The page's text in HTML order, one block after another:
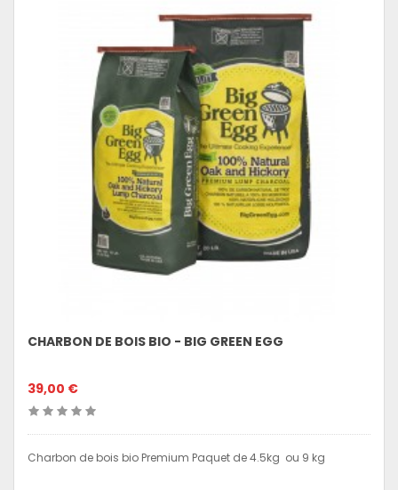
CHARBON DE BOIS BIO - BIG GREEN EGG
39,00 €
Charbon de bois bio Premium Paquet de 4.5kg ou 9 kg